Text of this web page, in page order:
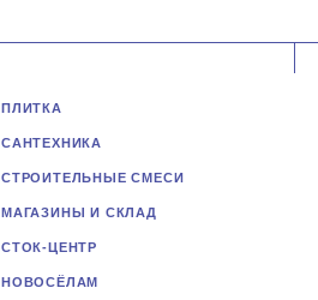
ПЛИТКА
САНТЕХНИКА
СТРОИТЕЛЬНЫЕ СМЕСИ
МАГАЗИНЫ И СКЛАД
СТОК-ЦЕНТР
НОВОСЁЛАМ